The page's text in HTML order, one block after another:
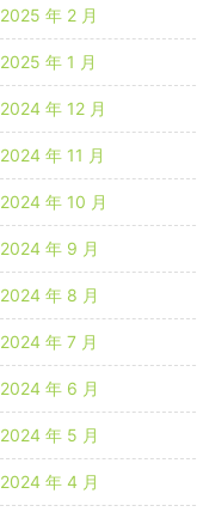
2025 年 2 月
2025 年 1 月
2024 年 12 月
2024 年 11 月
2024 年 10 月
2024 年 9 月
2024 年 8 月
2024 年 7 月
2024 年 6 月
2024 年 5 月
2024 年 4 月